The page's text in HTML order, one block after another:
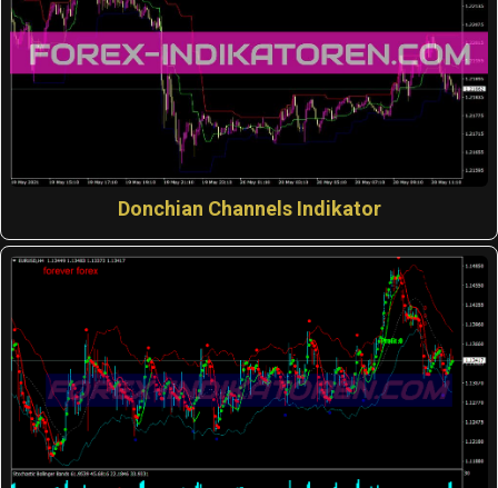
Donchian Channels Indikator